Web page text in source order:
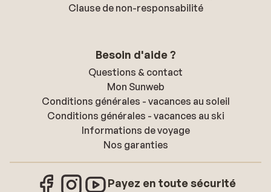
Clause de non-responsabilité
Besoin d'aide ?
Questions & contact
Mon Sunweb
Conditions générales - vacances au soleil
Conditions générales - vacances au ski
Informations de voyage
Nos garanties
Payez en toute sécurité